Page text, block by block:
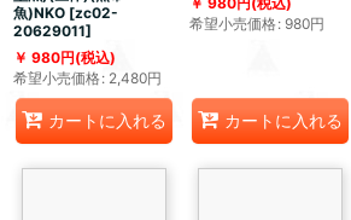
魚)NKO [zc02-
20629011]
980円(税込)
希望小売価格: 2,480円
カートに入れる
希望小売価格: 980円
カートに入れる